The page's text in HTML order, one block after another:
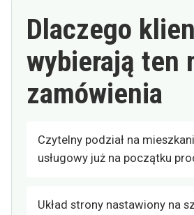
Dlaczego
wybierają ten
zamówienia
Czytelny podział na
usługowy już na początku
Układ strony nastawiony na